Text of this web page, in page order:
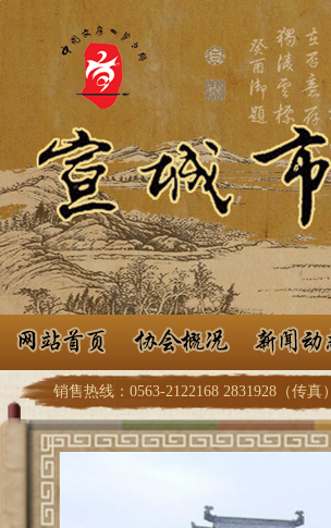
销售热线：0563-2122168 2831928（传真）